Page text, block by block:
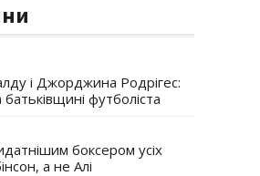
і Джорджина Родрігес:
батьківщині футболіста
боксером усіх
а не Алі